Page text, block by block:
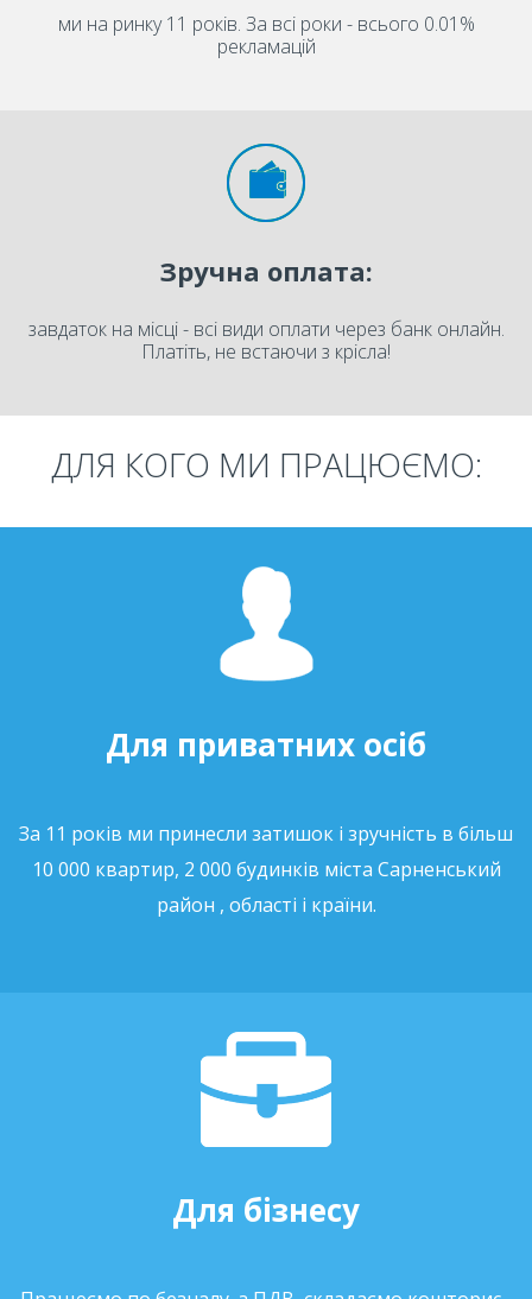
ми на ринку 11 років. За всі роки - всього 0.01%
рекламацій
Зручна оплата:
завдаток на місці - всі види оплати через банк онлайн.
Платіть, не встаючи з крісла!
ДЛЯ КОГО МИ ПРАЦЮЄМО:
Для приватних осіб
За 11 років ми принесли затишок і зручність в більш
10 000 квартир, 2 000 будинків міста Сарненський
район , області і країни.
Для бізнесу